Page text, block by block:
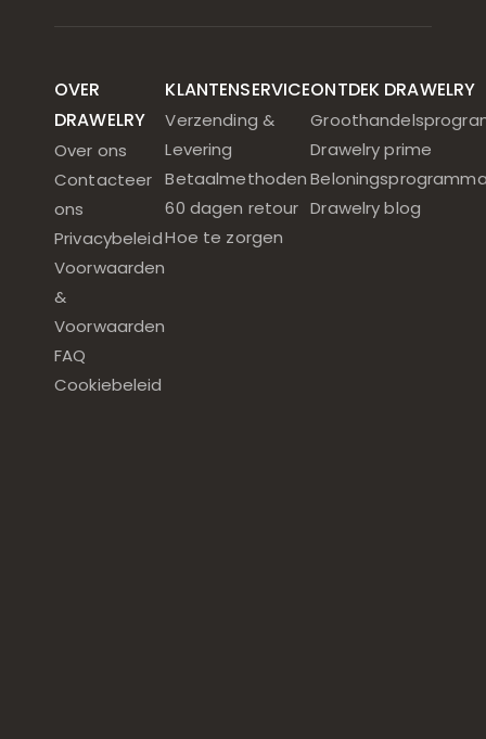
OVER
DRAWELRY
Over ons
Contacteer
ons
Privacybeleid
Voorwaarden
&
Voorwaarden
FAQ
Cookiebeleid
KLANTENSERVICE
Verzending &
Levering
Betaalmethoden
60 dagen retour
Hoe te zorgen
ONTDEK DRAWELRY
Drawelry prime
Drawelry blog